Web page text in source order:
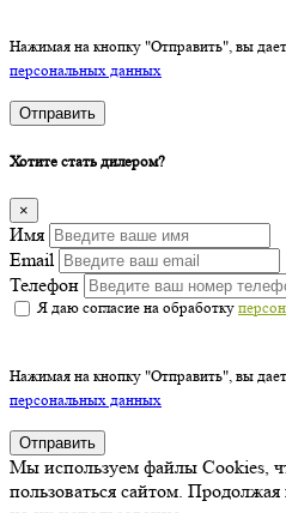
Нажимая на кнопку "Отправить", вы
персональных данных
Отправить
Хотите стать дилером?
×
Имя
Email
Телефон
Я даю согласие на обработку
Нажимая на кнопку "Отправить", вы
персональных данных
Отправить
Мы используем файлы Cookies,
пользоваться сайтом.